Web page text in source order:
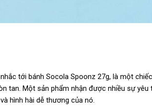
tới bánh Socola Spoonz 27g, là một
tan. Một sản phẩm nhận được nhiều sự yêu
hình hài dễ thương của nó.